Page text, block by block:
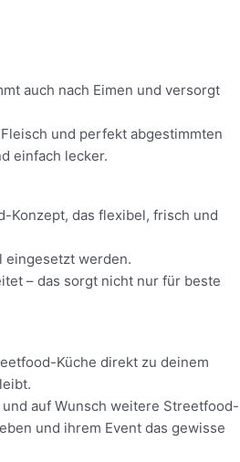
auch nach Eimen und versorgt
und perfekt abgestimmten
einfach lecker.
Konzept, das flexibel, frisch und
eingesetzt werden.
– das sorgt nicht nur für beste
Küche direkt zu deinem
auf Wunsch weitere Streetfood-
und ihrem Event das gewisse